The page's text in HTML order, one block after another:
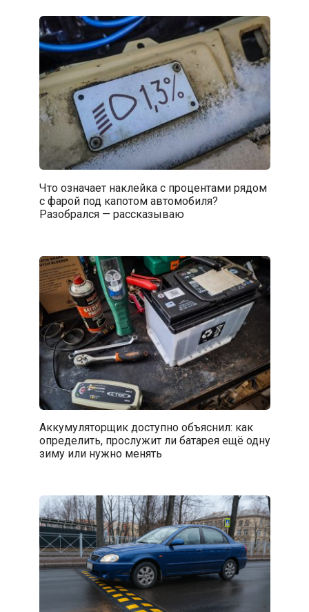
Что означает наклейка с процентами рядом
с фарой под капотом автомобиля?
Разобрался — рассказываю
Аккумуляторщик доступно объяснил: как
определить, прослужит ли батарея ещё одну
зиму или нужно менять